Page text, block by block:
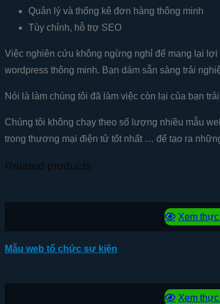
Quản lý và thống kê đơn hàng thông minh
Tùy chỉnh, hỗ trợ SEO
Việc nghiên cứu không ngừng nghỉ để mang lại lợi
wordpress thông minh. Bạn dám sẵn sàng trải
Nói là làm chúng tôi đã làm việc còn lại của bạn
Chúng tôi không chạy theo số lượng nhiều mẫu
trong thương mại điện tử tốt nhất … để tạo ra
Related products
Xem
Mẫu web tổ chức sự kiện
Xem